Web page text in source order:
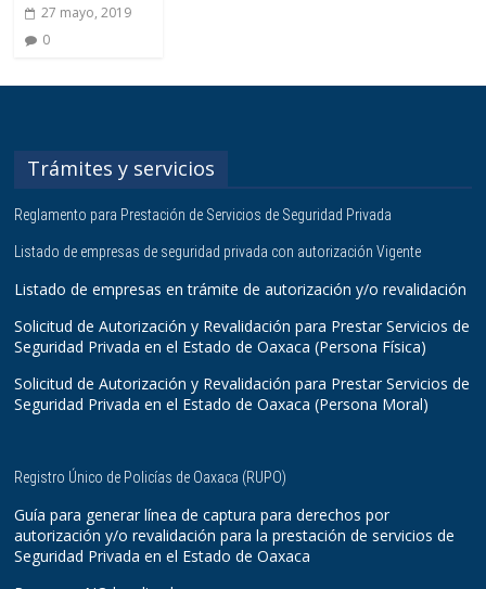
27 mayo, 2019
0
Trámites y servicios
Reglamento para Prestación de Servicios de Seguridad Privada
Listado de empresas de seguridad privada con autorización Vigente
Listado de empresas en trámite de autorización y/o revalidación
Solicitud de Autorización y Revalidación para Prestar Servicios de
Seguridad Privada en el Estado de Oaxaca (Persona Física)
Solicitud de Autorización y Revalidación para Prestar Servicios de
Seguridad Privada en el Estado de Oaxaca (Persona Moral)
Registro Único de Policías de Oaxaca (RUPO)
Guía para generar línea de captura para derechos por
autorización y/o revalidación para la prestación de servicios de
Seguridad Privada en el Estado de Oaxaca